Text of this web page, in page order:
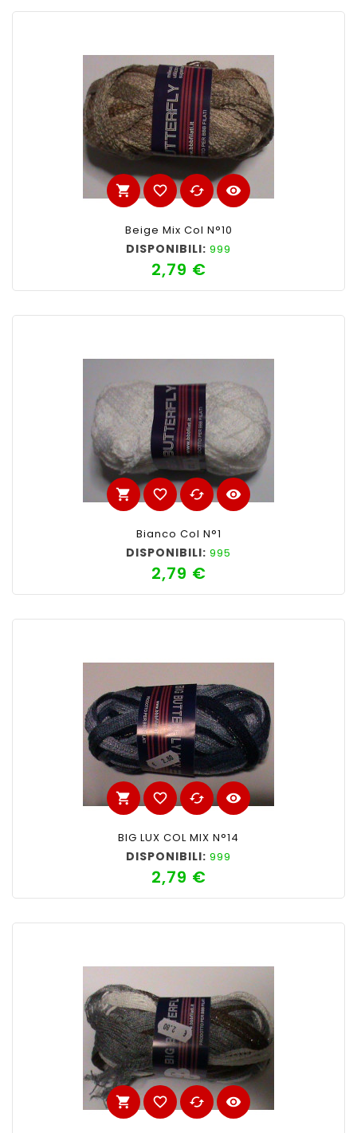
shopping_cart favorite_border cached visibility
Beige Mix Col N°10
DISPONIBILI: 999
2,79 €Prezzo
shopping_cart favorite_border cached visibility
Bianco Col N°1
DISPONIBILI: 995
2,79 €Prezzo
shopping_cart favorite_border cached visibility
BIG LUX COL MIX N°14
DISPONIBILI: 999
2,79 €Prezzo
shopping_cart favorite_border cached visibility